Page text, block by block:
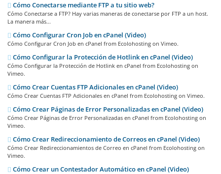
Cómo Conectarse mediante FTP a tu sitio web?
Cómo Conectarse a FTP? Hay varias maneras de conectarse por FTP a un host.
La manera más...
Cómo Configurar Cron Job en cPanel (Video)
Cómo Configurar Cron Job en cPanel from Ecolohosting on Vimeo.
Cómo Configurar la Protección de Hotlink en cPanel (Video)
Cómo Configurar la Protección de Hotlink en cPanel from Ecolohosting on
Vimeo.
Cómo Crear Cuentas FTP Adicionales en cPanel (Video)
Cómo Crear Cuentas FTP Adicionales en cPanel from Ecolohosting on Vimeo.
Cómo Crear Páginas de Error Personalizadas en cPanel (Video)
Cómo Crear Páginas de Error Personalizadas en cPanel from Ecolohosting on
Vimeo.
Cómo Crear Redireccionamiento de Correos en cPanel (Video)
Cómo Crear Redireccionamientos de Correo en cPanel from Ecolohosting on
Vimeo.
Cómo Crear un Contestador Automático en cPanel (Video)